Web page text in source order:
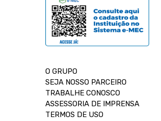
O GRUPO
SEJA NOSSO PARCEIRO
TRABALHE CONOSCO
ASSESSORIA DE IMPRENSA
TERMOS DE USO